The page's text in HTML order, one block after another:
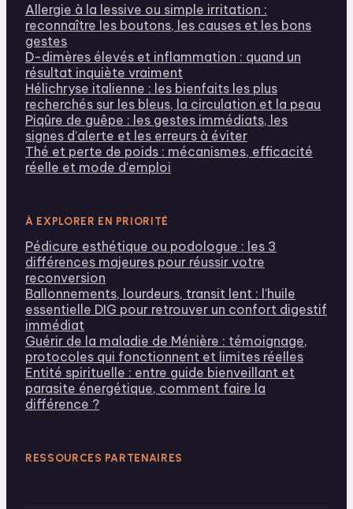
Allergie à la lessive ou simple irritation :
reconnaître les boutons, les causes et les bons
gestes
D-dimères élevés et inflammation : quand un
résultat inquiète vraiment
Hélichryse italienne : les bienfaits les plus
recherchés sur les bleus, la circulation et la peau
Piqûre de guêpe : les gestes immédiats, les
signes d’alerte et les erreurs à éviter
Thé et perte de poids : mécanismes, efficacité
réelle et mode d'emploi
À EXPLORER EN PRIORITÉ
Pédicure esthétique ou podologue : les 3
différences majeures pour réussir votre
reconversion
Ballonnements, lourdeurs, transit lent : l'huile
essentielle DIG pour retrouver un confort digestif
immédiat
Guérir de la maladie de Ménière : témoignage,
protocoles qui fonctionnent et limites réelles
Entité spirituelle : entre guide bienveillant et
parasite énergétique, comment faire la
différence ?
RESSOURCES PARTENAIRES